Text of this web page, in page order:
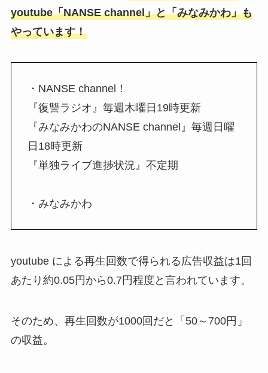
youtube「NANSE channel」と「みなみかわ」も
やっています！
・NANSE channel！
『復讐ラジオ』毎週木曜日19時更新
『みなみかわのNANSE channel』毎週日曜
日18時更新
『単独ライブ進捗状況』不定期
・みなみかわ
youtube による再生回数で得られる広告収益は1回
あたり約0.05円から0.7円程度と言われています。
そのため、再生回数が1000回だと「50～700円」
の収益。